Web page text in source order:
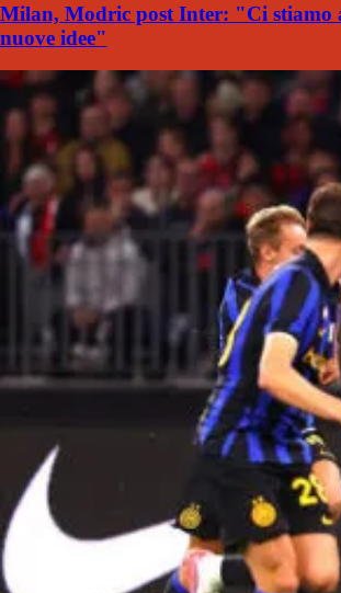
Milan, Modric post Inter: "Ci stiamo
nuove idee"